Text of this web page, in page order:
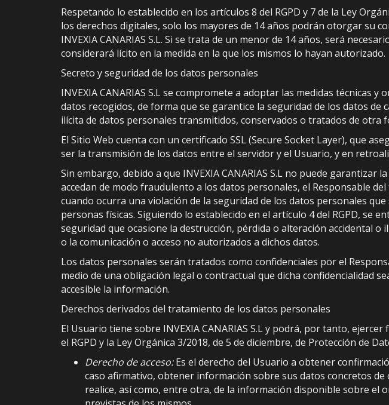
Respetando lo establecido en los artículos 8 del RGPD y 7 de la Ley
los derechos digitales, solo los mayores de 14 años podrán otorgar su
INVEXIA CANARIAS S.L. Si se trata de un menor de 14 años, será
considerará lícito en la medida en la que los mismos lo hayan autorizado.
Secreto y seguridad de los datos personales
INVEXIA CANARIAS S.L se compromete a adoptar las medidas técnicas
datos recogidos, de forma que se garantice la seguridad de los datos
ilícita de datos personales transmitidos, conservados o tratados de otra
El Sitio Web cuenta con un certificado SSL (Secure Socket Layer), que
ser la transmisión de los datos entre el servidor y el Usuario, y en
Sin embargo, debido a que INVEXIA CANARIAS S.L no puede
accedan de modo fraudulento a los datos personales, el Responsable
cuando ocurra una violación de la seguridad de los datos personales
personas físicas. Siguiendo lo establecido en el artículo 4 del RGPD, se
seguridad que ocasione la destrucción, pérdida o alteración accidental
o la comunicación o acceso no autorizados a dichos datos.
Los datos personales serán tratados como confidenciales por el
medio de una obligación legal o contractual que dicha confidencialidad
accesible la información.
Derechos derivados del tratamiento de los datos personales
El Usuario tiene sobre INVEXIA CANARIAS S.L y podrá, por tanto,
el RGPD y la Ley Orgánica 3/2018, de 5 de diciembre, de Protección de
Derecho de acceso:Es el derecho del Usuario a obtener
caso afirmativo, obtener información sobre sus datos concretos de
realice, así como, entre otra, de la información disponible sobre el